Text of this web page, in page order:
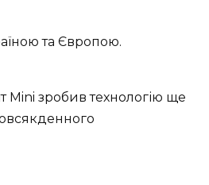
та Європою.
зробив технологію ще